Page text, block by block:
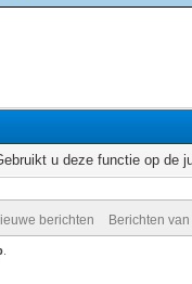
u deze functie op de
berichten Berichten